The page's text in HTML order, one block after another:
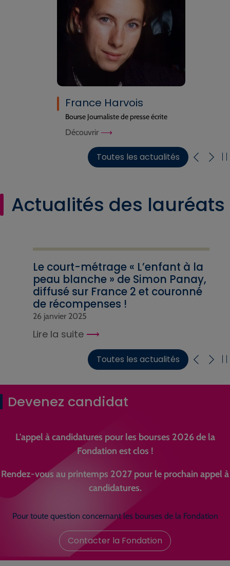
France Harvois
Bourse Journaliste de presse écrite
Découvrir
Toutes les actualités
Actualités des lauréats
Le court-métrage « L’enfant à la
peau blanche » de Simon Panay,
diffusé sur France 2 et couronné
de récompenses !
26 janvier 2025
Lire la suite
Toutes les actualités
Devenez candidat
L'appel à candidatures pour les bourses 2026 de la
Fondation est clos !
Rendez-vous au printemps 2027 pour le prochain appel à
candidatures.
Pour toute question concernant les bourses de la Fondation
Contacter la Fondation